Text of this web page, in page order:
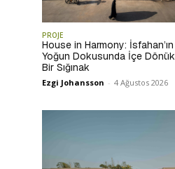
PROJE
House in Harmony: İsfahan’ın
Yoğun Dokusunda İçe Dönük
Bir Sığınak
Ezgi Johansson - 4 Ağustos 2026